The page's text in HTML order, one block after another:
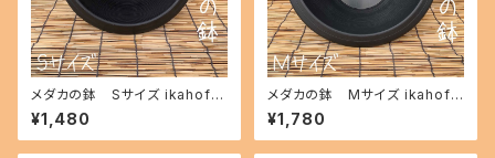
メダカの鉢 Sサイズ ikahoff
BC-0801-20968-a
¥1,480
メダカの鉢 Mサイズ ikahoff
BD-0801-20969-a
¥1,780